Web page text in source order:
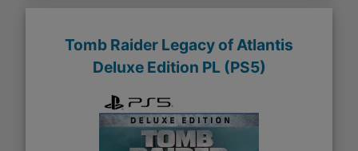
Tomb Raider Legacy of Atlantis
Deluxe Edition PL (PS5)